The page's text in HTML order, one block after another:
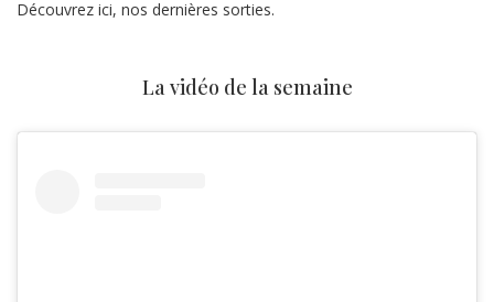
Découvrez ici, nos dernières sorties.
La vidéo de la semaine